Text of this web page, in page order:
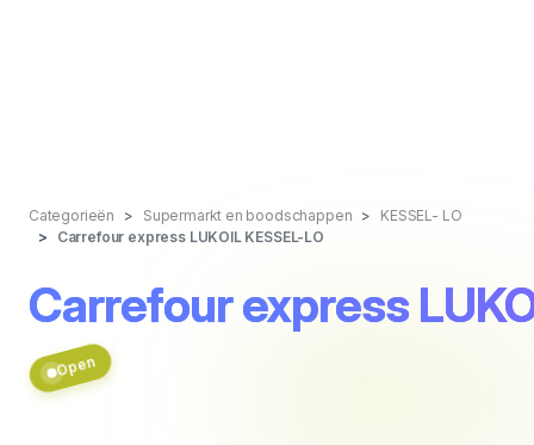
Categorieën Supermarkt en boodschappen
KESSEL- LO
Carrefour express LUKOIL KESSEL-LO
Carrefour express
Open